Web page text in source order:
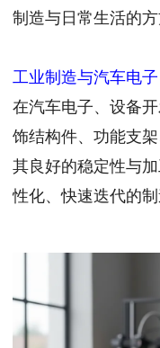
制造与日常生活的方
工业制造与汽车电子
在汽车电子、设备
饰结构件、功能支
其良好的稳定性与
性化、快速迭代的制